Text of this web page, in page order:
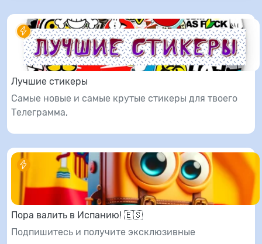
Лучшие стикеры
Самые новые и самые крутые стикеры для твоего
Телеграмма,
Пора валить в Испанию! 🇪🇸
Подпишитесь и получите эксклюзивные